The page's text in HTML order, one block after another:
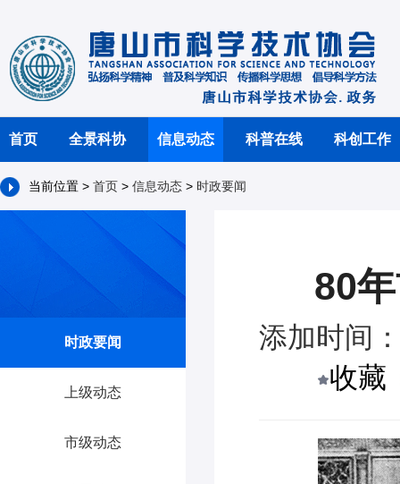
首页 全景科协 信息动态 科普在线 科创工作
当前位置 > 首页 > 信息动态 > 时政要闻
时政要闻
上级动态
市级动态
80
添加时间
收藏